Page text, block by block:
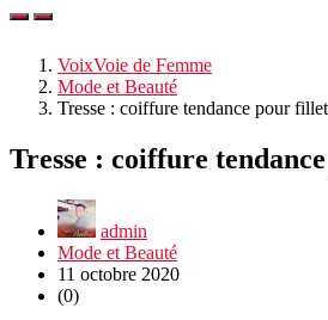
VoixVoie de Femme
Mode et Beauté
Tresse : coiffure tendance pour
Tresse : coiffure
admin
Mode et Beauté
11 octobre 2020
(0)